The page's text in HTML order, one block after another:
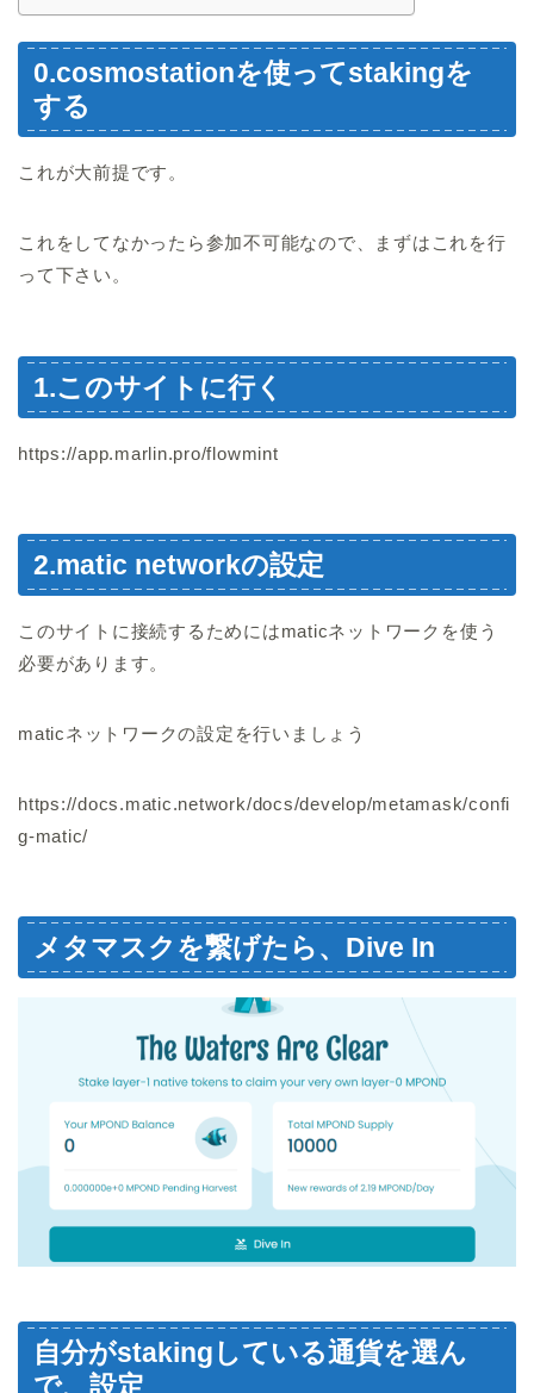
0.cosmostationを使ってstakingを
する
これが大前提です。
これをしてなかったら参加不可能なので、まずはこれを行
って下さい。
1.このサイトに行く
https://app.marlin.pro/flowmint
2.matic networkの設定
このサイトに接続するためにはmaticネットワークを使う
必要があります。
maticネットワークの設定を行いましょう
https://docs.matic.network/docs/develop/metamask/confi
g-matic/
メタマスクを繋げたら、Dive In
自分がstakingしている通貨を選ん
で、設定